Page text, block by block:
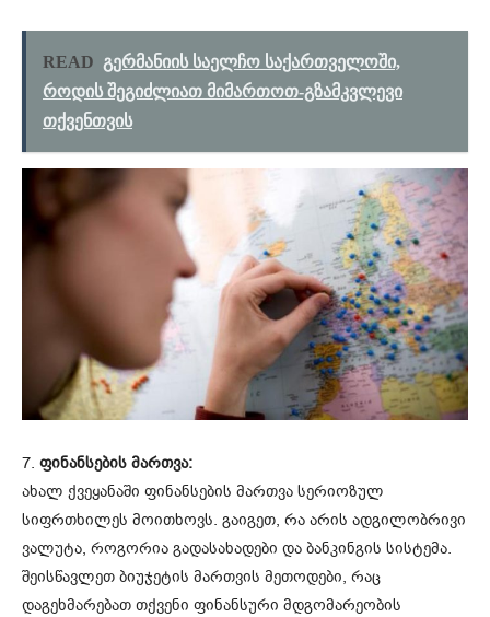
READ გერმანიის საელჩო საქართველოში,
როდის შეგიძლიათ მიმართოთ-გზამკვლევი
თქვენთვის
7. ფინანსების მართვა:
ახალ ქვეყანაში ფინანსების მართვა სერიოზულ
სიფრთხილეს მოითხოვს. გაიგეთ, რა არის ადგილობრივი
ვალუტა, როგორია გადასახადები და ბანკინგის სისტემა.
შეისწავლეთ ბიუჯეტის მართვის მეთოდები, რაც
დაგეხმარებათ თქვენი ფინანსური მდგომარეობის